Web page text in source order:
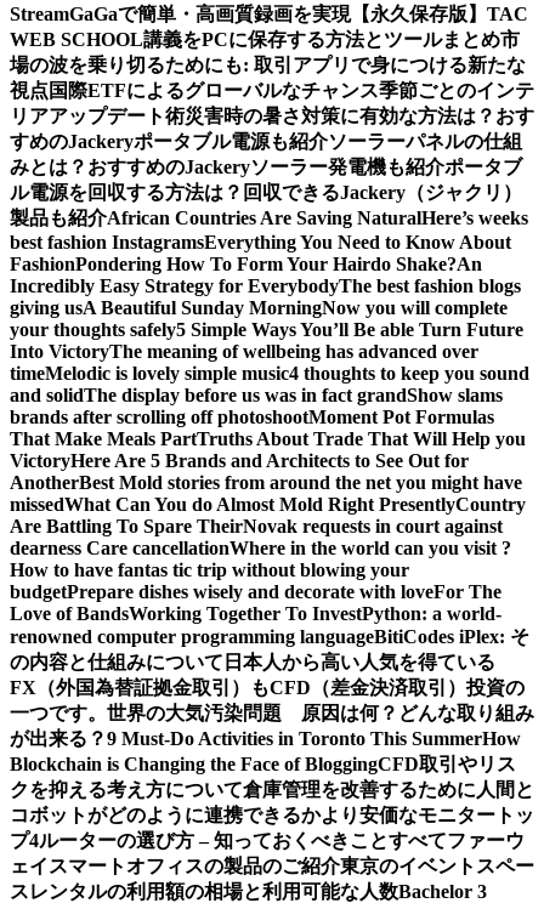
StreamGaGaで簡単・高画質録画を実現【永久保存版】TAC
WEB SCHOOL講義をPCに保存する方法とツールまとめ市
場の波を乗り切るためにも: 取引アプリで身につける新たな
視点 国際ETFによるグローバルなチャンス季節ごとのインテ
リアアップデート術災害時の暑さ対策に有効な方法は？おす
すめのJackeryポータブル電源も紹介ソーラーパネルの仕組
みとは？おすすめのJackeryソーラー発電機も紹介ポータブ
ル電源を回収する方法は？回収できるJackery（ジャクリ）
製品も紹介African Countries Are Saving NaturalHere’s weeks
best fashion InstagramsEverything You Need to Know About
FashionPondering How To Form Your Hairdo Shake?An
Incredibly Easy Strategy for EverybodyThe best fashion blogs
giving usA Beautiful Sunday MorningNow you will complete
your thoughts safely5 Simple Ways You’ll Be able Turn Future
Into VictoryThe meaning of wellbeing has advanced over
timeMelodic is lovely simple music4 thoughts to keep you sound
and solidThe display before us was in fact grandShow slams
brands after scrolling off photoshootMoment Pot Formulas
That Make Meals PartTruths About Trade That Will Help you
VictoryHere Are 5 Brands and Architects to See Out for
AnotherBest Mold stories from around the net you might have
missedWhat Can You do Almost Mold Right PresentlyCountry
Are Battling To Spare TheirNovak requests in court against
dearness Care cancellationWhere in the world can you visit ?
How to have fantas tic trip without blowing your
budgetPrepare dishes wisely and decorate with loveFor The
Love of BandsWorking Together To InvestPython: a world-
renowned computer programming languageBitiCodes iPlex: そ
の内容と仕組みについて 日本人から高い人気を得ている
FX（外国為替証拠金取引）もCFD（差金決済取引）投資の
一つです。 世界の大気汚染問題 原因は何？どんな取り組み
が出来る？9 Must-Do Activities in Toronto This SummerHow
Blockchain is Changing the Face of BloggingCFD取引やリス
クを抑える考え方について倉庫管理を改善するために人間と
コボットがどのように連携できるかより安価なモニタートッ
プ4ルーターの選び方 – 知っておくべきことすべてファーウ
ェイスマートオフィスの製品のご紹介東京のイベントスペー
スレンタルの利用額の相場と利用可能な人数Bachelor 3